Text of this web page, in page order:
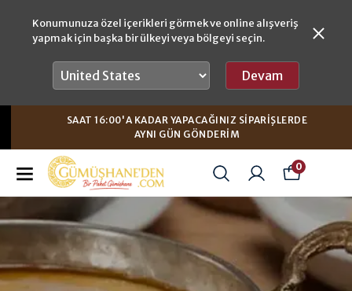
Konumunuza özel içerikleri görmek ve online alışveriş
yapmak için başka bir ülkeyi veya bölgeyi seçin.
Devam
SAAT 16:00'A KADAR YAPACAĞINIZ SIPARIŞLERDE
AYNI GÜN GÖNDERIM
0